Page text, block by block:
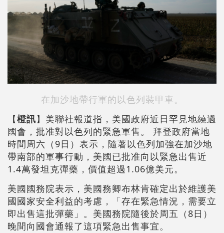
在加沙地帶行軍的以色列裝甲車。
【橙訊】美聯社報道指，美國政府近日罕見地繞過
國會，批准對以色列的緊急軍售。 拜登政府當地
時間周六（9日）表示，隨著以色列加強在加沙地
帶南部的軍事行動，美國已批准向以緊急出售近
1.4萬發坦克彈藥，價值超過1.06億美元。
美國國務院表示，美國務卿布林肯確定出於維護美
國國家安全利益的考慮，「存在緊急情況，需要立
即出售這批彈藥」。美國務院隨後於周五（8日）
晚間向國會通報了這項緊急出售事宜。